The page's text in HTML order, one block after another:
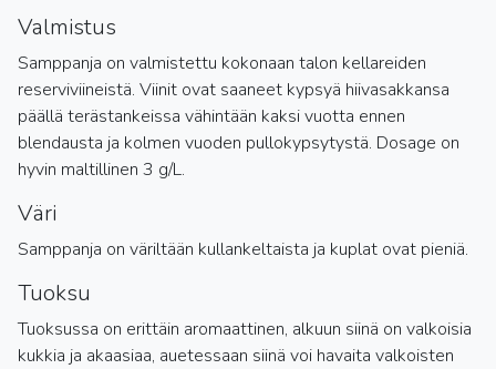
Valmistus
Samppanja on valmistettu kokonaan talon kellareiden
reserviviineistä. Viinit ovat saaneet kypsyä hiivasakkansa
päällä terästankeissa vähintään kaksi vuotta ennen
blendausta ja kolmen vuoden pullokypsytystä. Dosage on
hyvin maltillinen 3 g/L.
Väri
Samppanja on väriltään kullankeltaista ja kuplat ovat pieniä.
Tuoksu
Tuoksussa on erittäin aromaattinen, alkuun siinä on valkoisia
kukkia ja akaasiaa, auetessaan siinä voi havaita valkoisten